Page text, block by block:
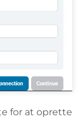
for at oprette